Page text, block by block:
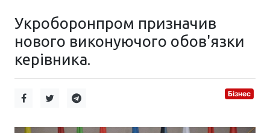
Укроборонпром призначив
нового виконуючого обов'язки
керівника.
Бізнес